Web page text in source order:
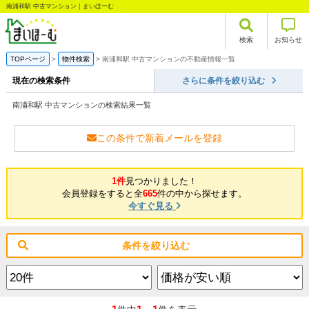
南浦和駅 中古マンション｜まいほーむ
検索 お知らせ
TOPページ 物件検索 南浦和駅 中古マンションの不動産情報一覧
現在の検索条件 さらに条件を絞り込む
南浦和駅 中古マンションの検索結果一覧
この条件で新着メールを登録
1件見つかりました！
会員登録をすると全665件の中から探せます。
今すぐ見る
条件を絞り込む